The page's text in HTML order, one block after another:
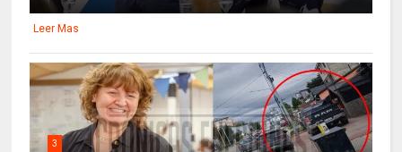
Leer Mas
3